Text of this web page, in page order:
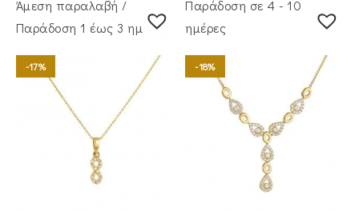
Άμεση παραλαβή /
Παράδoση 1 έως 3 ημέρες
-17%
Παράδοση σε 4 - 10
ημέρες
-18%